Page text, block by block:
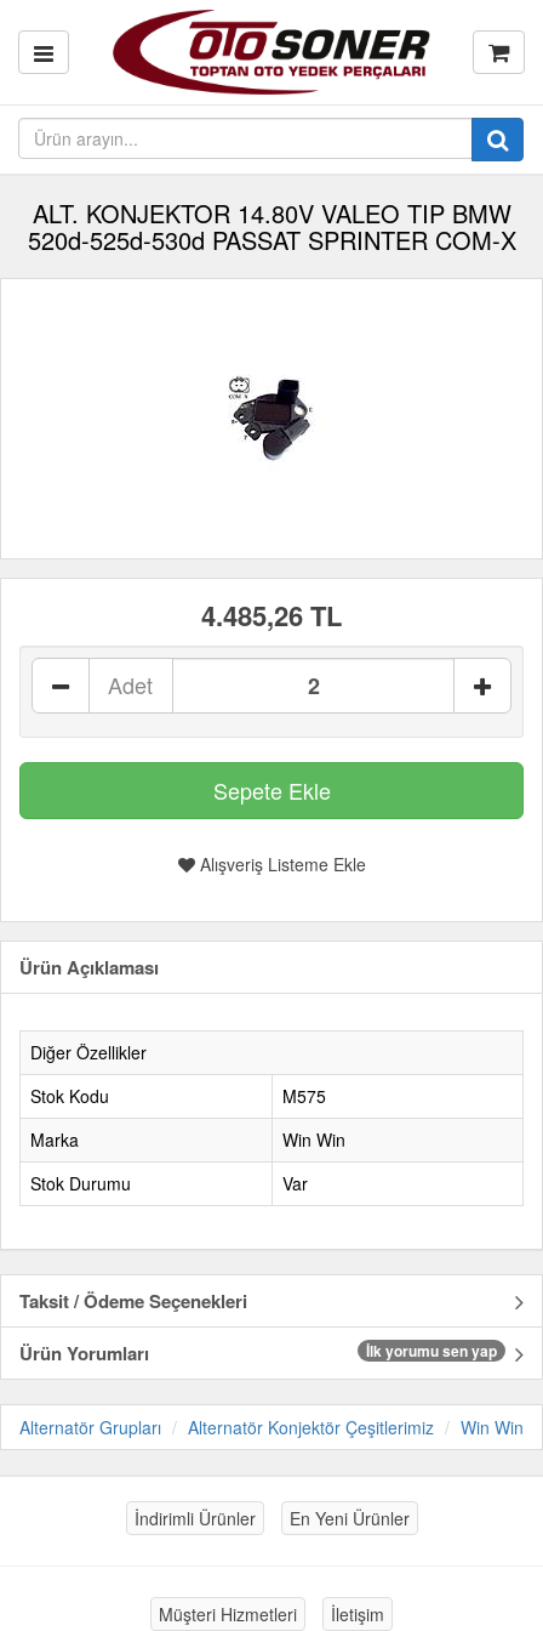
ALT. KONJEKTOR 14.80V VALEO TIP BMW
520d-525d-530d PASSAT SPRINTER COM-X
4.485,26 TL
Adet
Alışveriş Listeme Ekle
Ürün Açıklaması
Diğer Özellikler
Stok Kodu
M575
Marka
Win Win
Stok Durumu
Var
Taksit / Ödeme Seçenekleri
Ürün Yorumları
İlk yorumu sen yap
Alternatör Grupları Alternatör Konjektör Çeşitlerimiz Win Win
İndirimli Ürünler En Yeni Ürünler
Müşteri Hizmetleri İletişim